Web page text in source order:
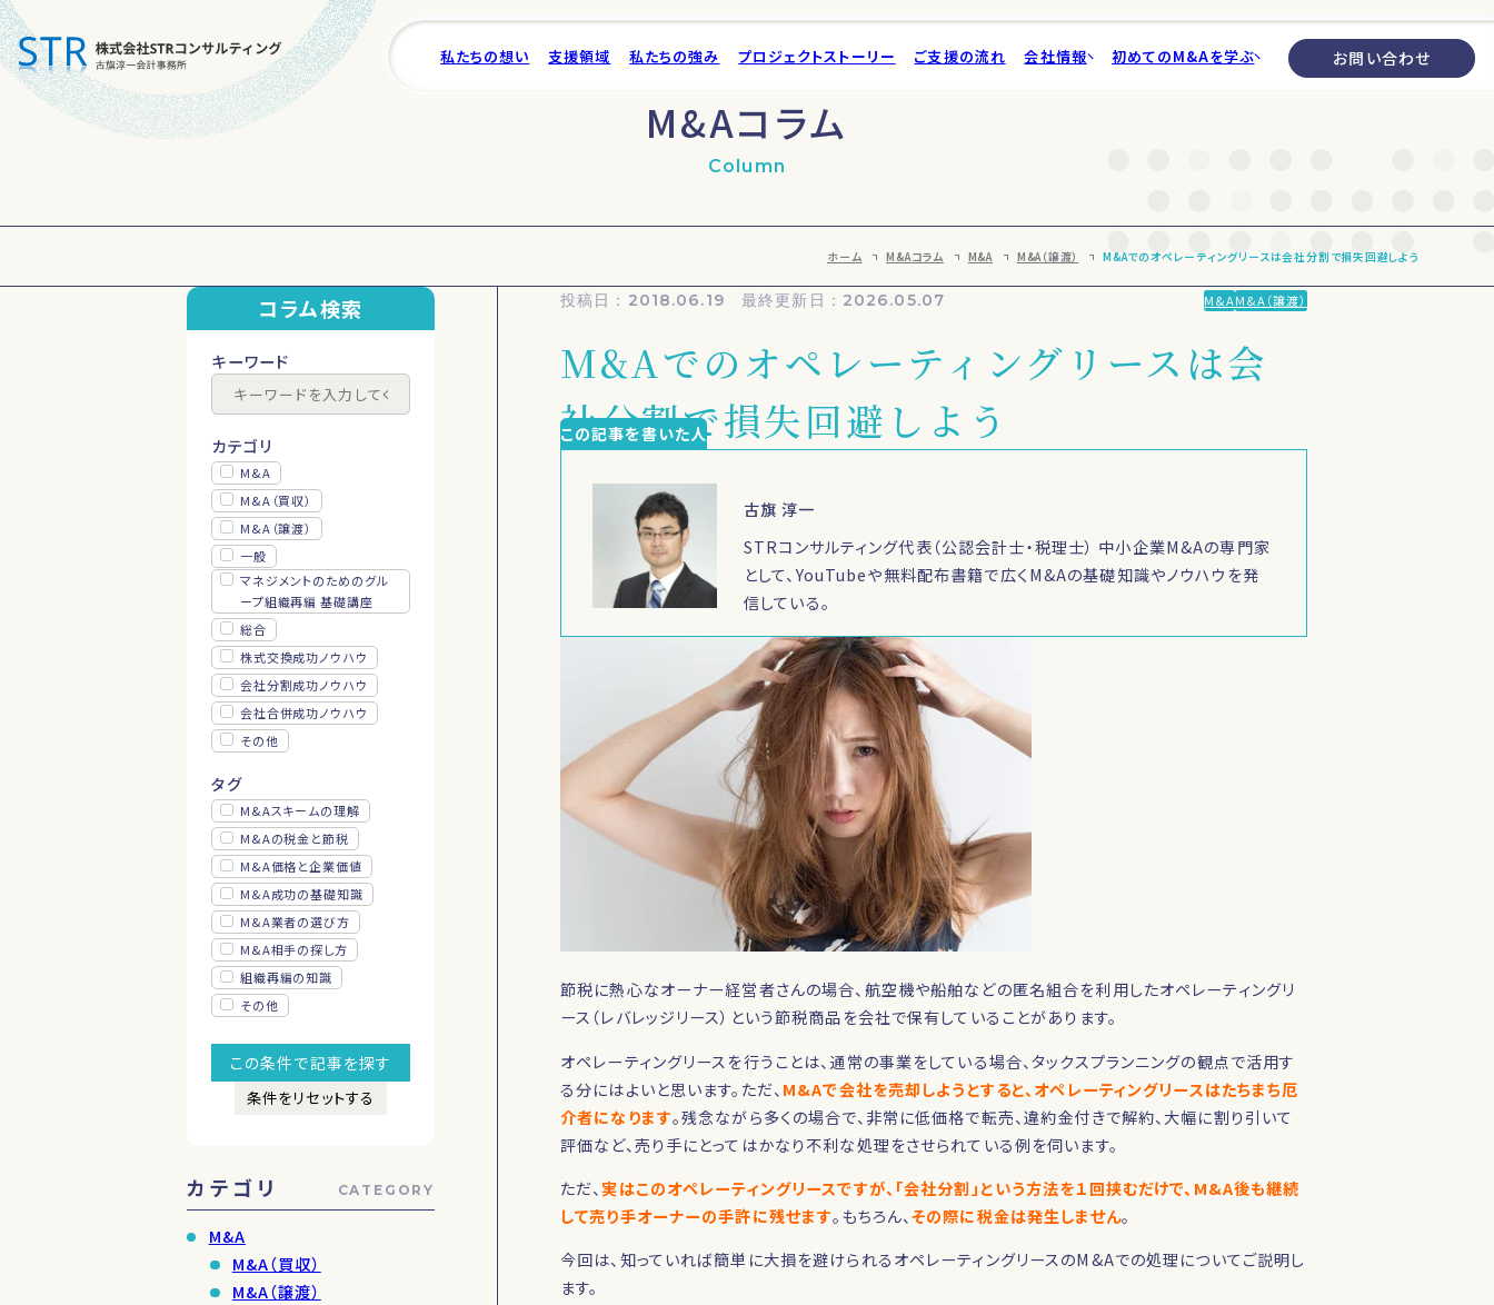
私たちの想い 支援領域 私たちの強み プロジェクトストーリー ご支援の流れ 会社情報
採用情報
初めてのM&Aを学ぶ
YouTube M&Aコラム M&Aを学べる本ダウンロードフォーム
お問い合わせ
M&Aコラム
Column
ホーム M&Aコラム M&A M&A（譲渡） M&Aでのオペレーティングリースは会社分割で損失回避しよう
コラム検索
キーワード
カテゴリ
M&A
M&A（買収）
M&A（譲渡）
一般
マネジメントのためのグル
ープ組織再編 基礎講座
総合
株式交換成功ノウハウ
会社分割成功ノウハウ
会社合併成功ノウハウ
その他
タグ
M&Aスキームの理解
M&Aの税金と節税
M&A価格と企業価値
M&A成功の基礎知識
M&A業者の選び方
M&A相手の探し方
組織再編の知識
その他
この条件で記事を探す
カテゴリ CATEGORY
M&A
M&A（買収）
M&A（譲渡）
投稿日：2018.06.19 最終更新日：2026.05.07 M&AM&A（譲渡）
M&Aでのオペレーティングリースは会
社分割で損失回避しよう
この記事を書いた人
古旗 淳一
STRコンサルティング代表（公認会計士・税理士） 中小企業M&Aの専門家
として、YouTubeや無料配布書籍で広くM&Aの基礎知識やノウハウを発
信している。
節税に熱心なオーナー経営者さんの場合、航空機や船舶などの匿名組合を利用したオペレーティングリ
ース（レバレッジリース）という節税商品を会社で保有していることがあります。
オペレーティングリースを行うことは、通常の事業をしている場合、タックスプランニングの観点で活用す
る分にはよいと思います。ただ、 M&Aで会社を売却しようとすると、オペレーティングリースはたちまち厄
介者になります。残念ながら多くの場合で、非常に低価格で転売、違約金付きで解約、大幅に割り引いて
評価など、売り手にとってはかなり不利な処理をさせられている例を伺います。
ただ、実はこのオペレーティングリースですが、「会社分割」という方法を１回挟むだけで、M&A後も継続
して売り手オーナーの手許に残せます。もちろん、その際に税金は発生しません。
今回は、知っていれば簡単に大損を避けられるオペレーティングリースのM&Aでの処理についてご説明し
ます。